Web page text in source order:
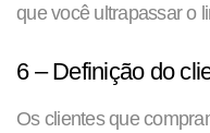
que você ultrapassar o
6 – Definição do
Os clientes que